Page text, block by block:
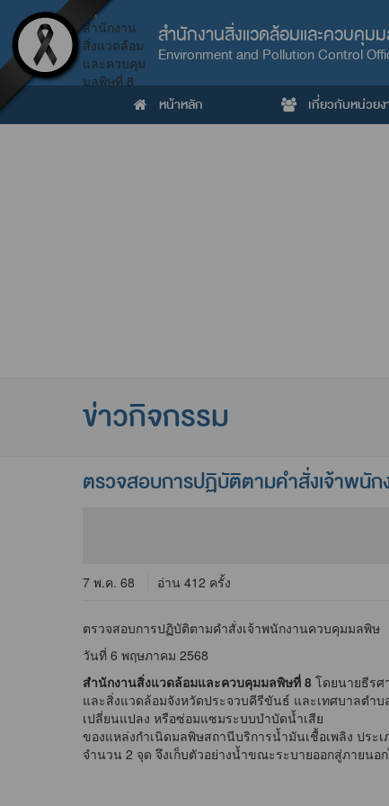
สำนักงานสิ่งแวดล้อมและควบคุม
Environment and Pollution Control
หน้าหลัก เกี่ยวกับหน่วยง
ข่าวกิจกรรม
ตรวจสอบการปฏิบัติตามคำสั่งเจ้าพนั
7 พ.ค. 68 อ่าน 412 ครั้ง
ตรวจสอบการปฏิบัติตามคำสั่งเจ้าพนักงานควบคุมมลพิษ
วันที่ 6 พฤษภาคม 2568
สำนักงานสิ่งแวดล้อมและควบคุมมลพิษที่ 8 โดยนายธีรศ
และสิ่งแวดล้อมจังหวัดประจวบคีรีขันธ์ และเทศบาลตำ
เปลี่ยนแปลง หรือซ่อมแซมระบบบำบัดน้ำเสีย
ของแหล่งกำเนิดมลพิษสถานีบริการน้ำมันเชื้อเพลิง ปร
จำนวน 2 จุด จึงเก็บตัวอย่างน้ำขณะระบายออกสู่ภายน